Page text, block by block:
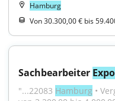
Hamburg
Von 30.300,00 € bis
Sachbearbeiter
"...22083 Hamburg •